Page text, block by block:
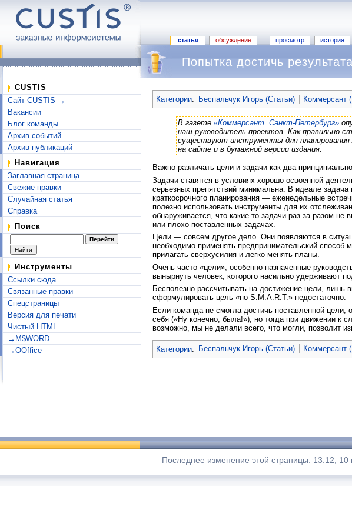
статья обсуждение просмотр история
CUSTIS
Сайт CUSTIS →
Вакансии
Блог команды
Архив событий
Архив публикаций
Навигация
Заглавная страница
Свежие правки
Случайная статья
Справка
Поиск
Инструменты
Ссылки сюда
Связанные правки
Спецстраницы
Версия для печати
Чистый HTML
→M$WORD
→OOffice
Попытка достичь
Категории: Беспальчук Игорь (Статьи) Коммерсант
В газете «Коммерсант. Санкт-Петербург»
наш руководитель проектов. Как правильно
существуют инструменты для
на сайте и в бумажной версии издания.
Важно различать цели и задачи как два
Задачи ставятся в условиях хорошо освоенной
серьезных препятствий минимальна. В идеале
краткосрочного планирования — еженедельные
полезно использовать инструменты для их
обнаруживается, что какие-то задачи раз за разом
или плохо поставленных задачах.
Цели — совсем другое дело. Они появляются в
необходимо применять предпринимательский
прилагать сверхусилия и легко менять планы.
Очень часто «цели», особенно назначенные
вынырнуть человек, которого насильно удерживают
Бесполезно рассчитывать на достижение цели, лишь
сформулировать цель «по S.M.A.R.T.» недостаточно.
Если команда не смогла достичь поставленной цели,
себя («Ну конечно, была!»), но тогда при движении к
возможно, мы не делали всего, что могли, позволит
Категории: Беспальчук Игорь (Статьи) Коммерсант
Последнее изменение этой страницы: 13:12, 10